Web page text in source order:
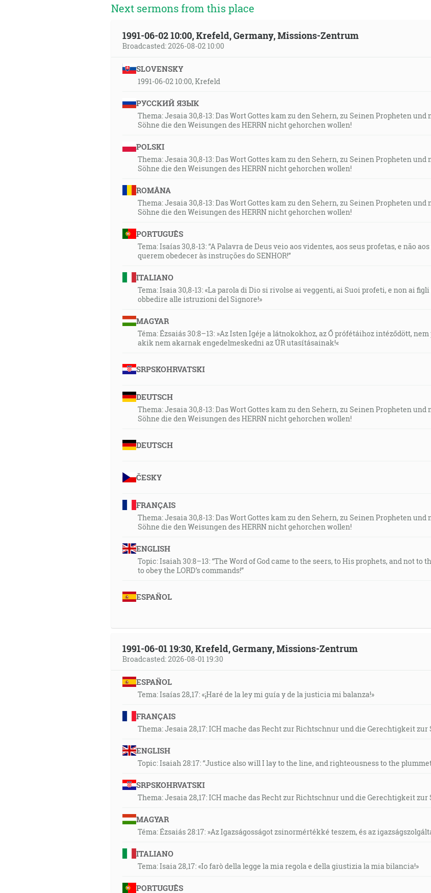
Next sermons from this place
1991-06-02 10:00, Krefeld, Germany, Missions-Zentrum
Broadcasted: 2026-08-02 10:00
SLOVENSKY
1991-06-02 10:00, Krefeld
РУССКИЙ ЯЗЫК
Thema: Jesaia 30,8-13: Das Wort Gottes kam zu den Sehern, zu Seinen Propheten
Söhne die den Weisungen des HERRN nicht gehorchen wollen!
POLSKI
Thema: Jesaia 30,8-13: Das Wort Gottes kam zu den Sehern, zu Seinen Propheten
Söhne die den Weisungen des HERRN nicht gehorchen wollen!
ROMÂNA
Thema: Jesaia 30,8-13: Das Wort Gottes kam zu den Sehern, zu Seinen Propheten
Söhne die den Weisungen des HERRN nicht gehorchen wollen!
PORTUGUÊS
Tema: Isaías 30,8-13: “A Palavra de Deus veio aos videntes, aos seus profetas, e não
querem obedecer às instruções do SENHOR!”
ITALIANO
Tema: Isaia 30,8-13: «La parola di Dio si rivolse ai veggenti, ai Suoi profeti, e non ai
obbedire alle istruzioni del Signore!»
MAGYAR
Téma: Ézsaiás 30:8–13: »Az Isten Igéje a látnokokhoz, az Ő prófétáihoz intéződött,
akik nem akarnak engedelmeskedni az ÚR utasításainak!«
SRPSKOHRVATSKI
DEUTSCH
Thema: Jesaia 30,8-13: Das Wort Gottes kam zu den Sehern, zu Seinen Propheten
Söhne die den Weisungen des HERRN nicht gehorchen wollen!
DEUTSCH
ČESKY
FRANÇAIS
Thema: Jesaia 30,8-13: Das Wort Gottes kam zu den Sehern, zu Seinen Propheten
Söhne die den Weisungen des HERRN nicht gehorchen wollen!
ENGLISH
Topic: Isaiah 30:8–13: “The Word of God came to the seers, to His prophets, and not to
to obey the LORD’s commands!”
ESPAÑOL
1991-06-01 19:30, Krefeld, Germany, Missions-Zentrum
Broadcasted: 2026-08-01 19:30
ESPAÑOL
Tema: Isaías 28,17: «¡Haré de la ley mi guía y de la justicia mi balanza!»
FRANÇAIS
Thema: Jesaia 28,17: ICH mache das Recht zur Richtschnur und die Gerechtigkeit zur
ENGLISH
Topic: Isaiah 28:17: “Justice also will I lay to the line, and righteousness to the
SRPSKOHRVATSKI
Thema: Jesaia 28,17: ICH mache das Recht zur Richtschnur und die Gerechtigkeit zur
MAGYAR
Téma: Ézsaiás 28:17: »Az Igazságosságot zsinormértékké teszem, és az
ITALIANO
Tema: Isaia 28,17: «Io farò della legge la mia regola e della giustizia la mia bilancia!»
PORTUGUÊS